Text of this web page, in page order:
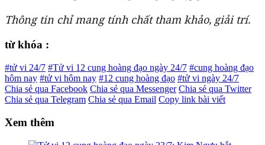
Thông tin chỉ mang tính chất tham khảo, giải trí.
từ khóa :
#tử vi 24/7 #Tử vi 12 cung hoàng đạo ngày 24/7 #cung hoàng đạo
hôm nay #tử vi hôm nay #12 cung hoàng đạo #tử vi ngày 24/7
Chia sẻ qua Facebook Chia sẻ qua Messenger Chia sẻ qua Twitter
Chia sẻ qua Telegram Chia sẻ qua Email Copy link bài viết
Xem thêm